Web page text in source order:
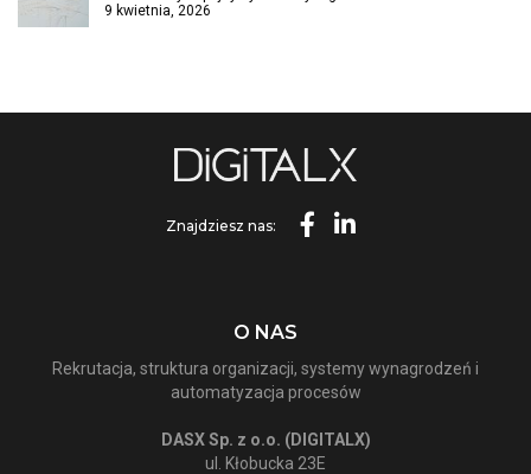
9 kwietnia, 2026
Znajdziesz nas:
O NAS
Rekrutacja, struktura organizacji, systemy wynagrodzeń i
automatyzacja procesów
DASX Sp. z o.o. (DIGITALX)
ul. Kłobucka 23E